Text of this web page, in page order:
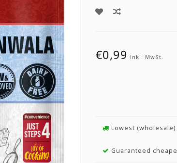
€0,99 Inkl. MwSt.
Lowest (wholesale)
Guaranteed